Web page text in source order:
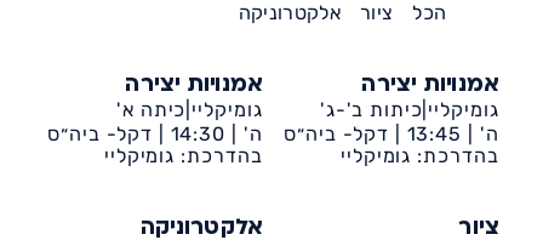
הכל ציור אלקטרוניקה
אמנויות יצירה
גומיקליי|כיתות ב'-ג'
ה' |
13:45 |
דקל- ביה״ס
שחקים
בהדרכת: גומיקליי
אמנויות יצירה
גומיקליי|כיתה א'
ה' | 14:30 |
דקל- ביה״ס
שחקים
בהדרכת: גומיקליי
ציור אלקטרוניקה